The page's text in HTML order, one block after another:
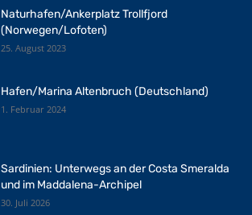
Naturhafen/Ankerplatz Trollfjord
(Norwegen/Lofoten)
25. August 2023
Hafen/Marina Altenbruch (Deutschland)
1. Februar 2024
Sardinien: Unterwegs an der Costa Smeralda
und im Maddalena-Archipel
30. Juli 2026